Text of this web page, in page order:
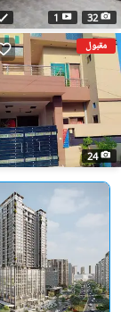
32
1
مقبول
24